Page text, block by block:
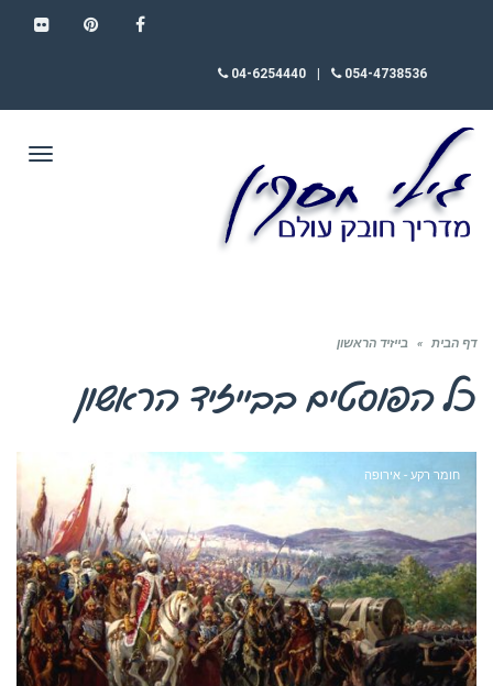
054-4738536
04-6254440
דף הבית » בייזיד הראשון
כל הפוסטים בבייזיד הראשון
חומר רקע - אירופה